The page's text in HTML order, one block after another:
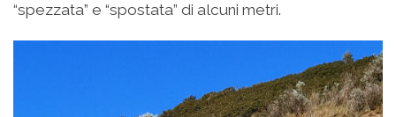
“spezzata” e “spostata” di alcuni metri.